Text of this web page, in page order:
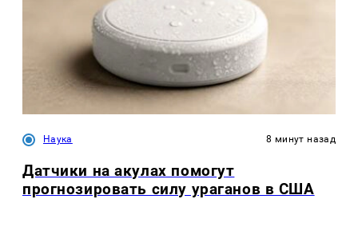
Наука 8 минут назад
Датчики на акулах помогут
прогнозировать силу ураганов в США